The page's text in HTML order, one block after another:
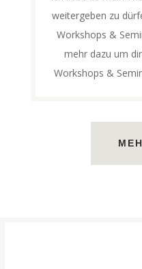
weitergeben zu
Workshops &
mehr dazu um
Workshops &